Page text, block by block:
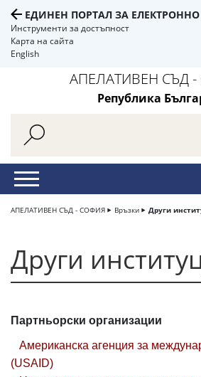
ЕДИНЕН ПОРТАЛ ЗА
Инструменти за достъпност
Карта на сайта
English
АПЕЛАТИВЕН СЪД
Република
АПЕЛАТИВЕН СЪД - СОФИЯ Връзки Други
Други
Партньорски организации
Американска агенция за
(USAID)